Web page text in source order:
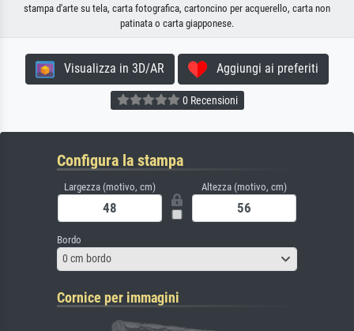
stampa d'arte su tela, carta fotografica, cartoncino per acquerello, carta non
patinata o carta giapponese.
Visualizza in 3D/AR Aggiungi ai preferiti
0 Recensioni
Configura la stampa
Largezza (motivo, cm) Altezza (motivo, cm)
Bordo
0 cm bordo
Cornice per immagini